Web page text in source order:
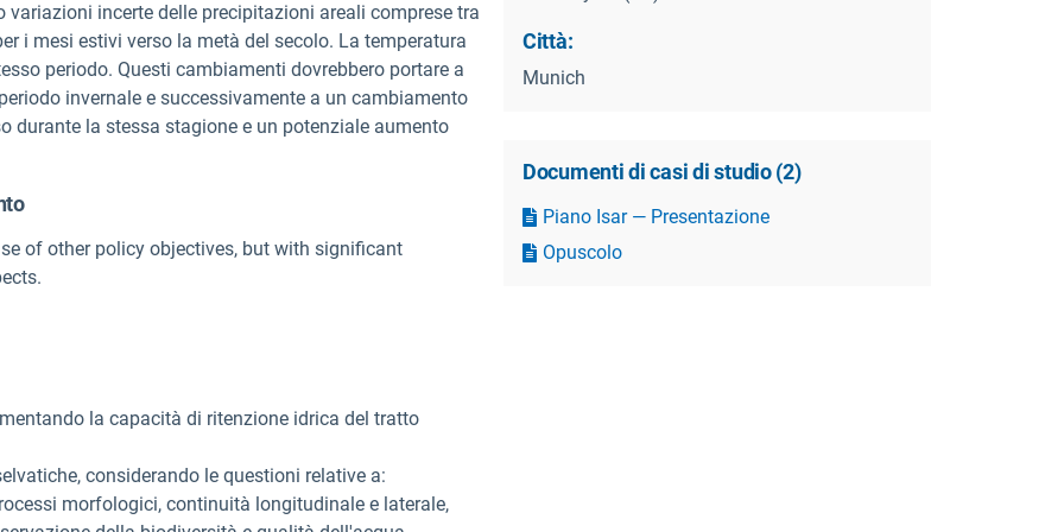
incerte delle precipitazioni areali comprese tra
i mesi estivi verso la metà del secolo. La temperatura
periodo. Questi cambiamenti dovrebbero portare a
invernale e successivamente a un cambiamento
durante la stessa stagione e un potenziale aumento
of other policy objectives, but with significant
la capacità di ritenzione idrica del tratto
considerando le questioni relative a:
morfologici, continuità longitudinale e laterale,
Città:
Munich
Documenti di casi di studio (2)
Piano Isar — Presentazione
Opuscolo